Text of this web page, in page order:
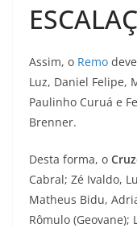
Assim, o Remo
Luz, Daniel Felipe,
Paulinho Curuá e
Brenner.
Desta forma, o
Cabral; Zé Ivaldo,
Matheus Bidu,
Rômulo (Geovane);